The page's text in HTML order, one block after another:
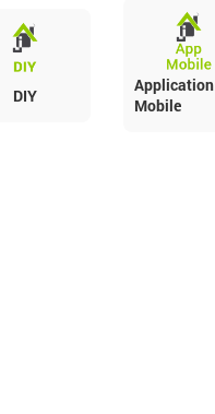
DIY
Application
Mobile